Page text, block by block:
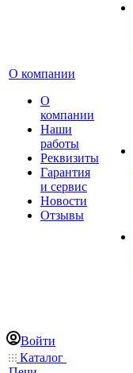
О компании
О
компании
Наши
работы
Реквизиты
Гарантия
и сервис
Новости
Отзывы
Войти
Каталог